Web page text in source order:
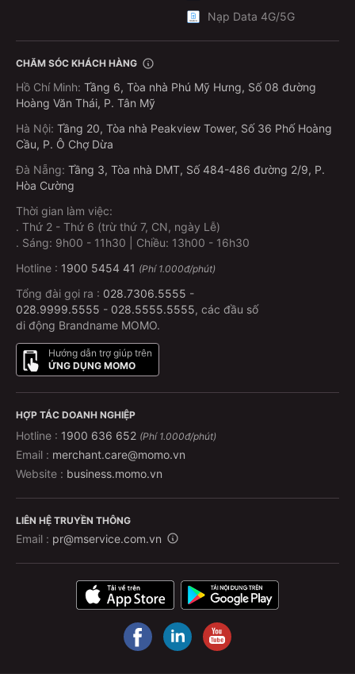
Nạp Data 4G/5G
CHĂM SÓC KHÁCH HÀNG
Hồ Chí Minh: Tầng 6, Tòa nhà Phú Mỹ Hưng, Số 08 đường
Hoàng Văn Thái, P. Tân Mỹ
Hà Nội: Tầng 20, Tòa nhà Peakview Tower, Số 36 Phố Hoàng
Cầu, P. Ô Chợ Dừa
Đà Nẵng: Tầng 3, Tòa nhà DMT, Số 484-486 đường 2/9, P.
Hòa Cường
Thời gian làm việc:
. Thứ 2 - Thứ 6 (trừ thứ 7, CN, ngày Lễ)
. Sáng: 9h00 - 11h30 | Chiều: 13h00 - 16h30
Hotline : 1900 5454 41 (Phí 1.000đ/phút)
Tổng đài gọi ra : 028.7306.5555 -
028.9999.5555 - 028.5555.5555, các đầu số
di động Brandname MOMO.
Hướng dẫn trợ giúp trên
ỨNG DỤNG MOMO
HỢP TÁC DOANH NGHIỆP
Hotline : 1900 636 652 (Phí 1.000đ/phút)
Email : merchant.care@momo.vn
Website : business.momo.vn
LIÊN HỆ TRUYỀN THÔNG
Email : pr@mservice.com.vn